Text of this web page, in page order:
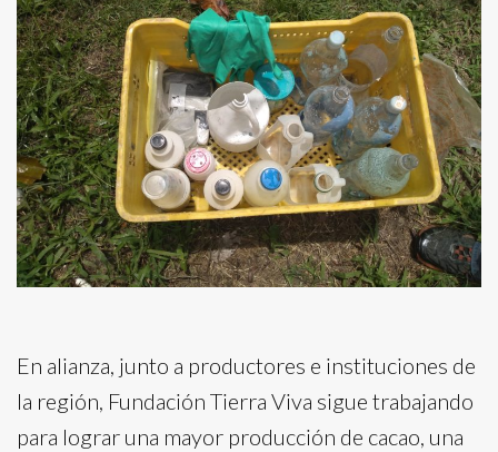
En alianza, junto a productores e instituciones de
la región, Fundación Tierra Viva sigue trabajando
para lograr una mayor producción de cacao, una